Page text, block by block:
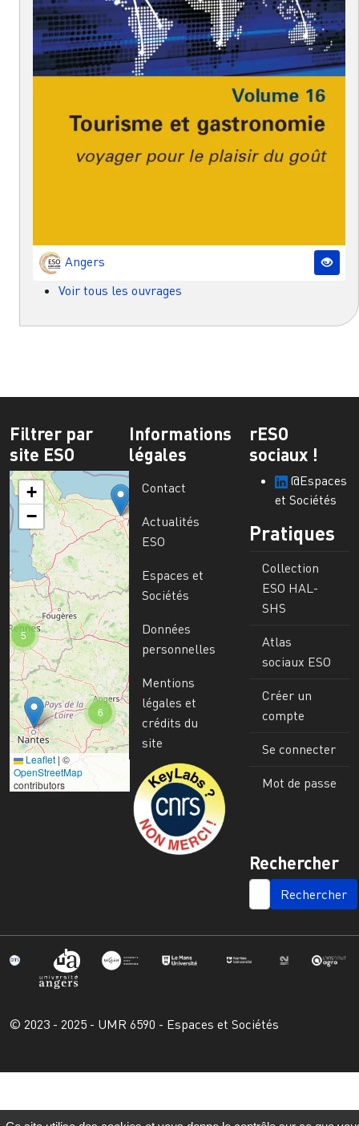
Angers
Voir tous les ouvrages
Filtrer par
site ESO
6
5
+
−
Leaflet | ©
OpenStreetMap
contributors
Informations
légales
Contact
Actualités
ESO
Espaces et
Sociétés
Données
personnelles
Mentions
légales et
crédits du
site
Image
rESO
sociaux !
@Espaces
et Sociétés
Pratiques
Collection
ESO HAL-
SHS
Atlas
sociaux ESO
Créer un
compte
Se connecter
Mot de passe
Rechercher
SEARCH
© 2023 - 2025 - UMR 6590 - Espaces et Sociétés